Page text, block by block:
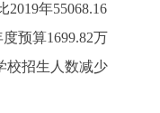
年55068.16
预算1699.82万
校招生人数减少